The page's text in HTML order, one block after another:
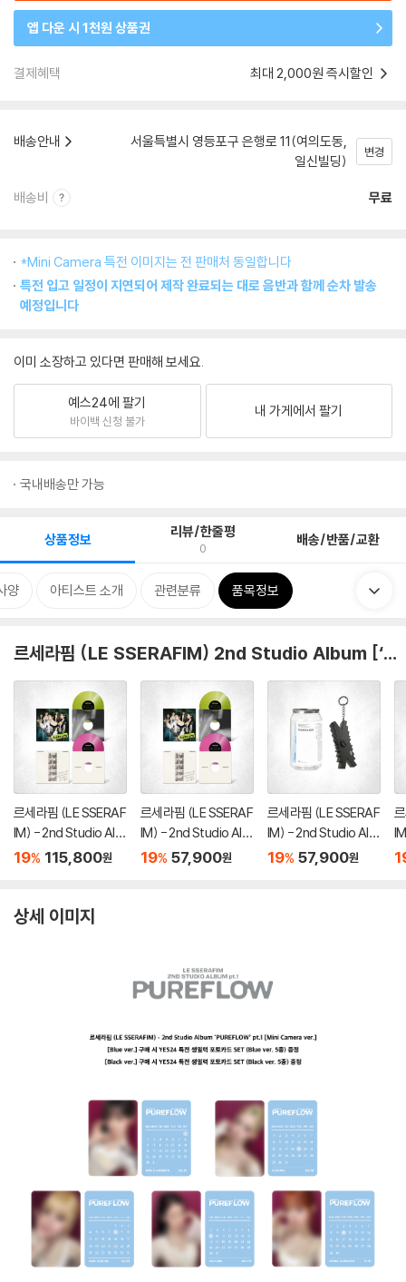
앱 다운 시 1천원 상품권
결제혜택 최대 2,000원 즉시할인
배송안내
서울특별시 영등포구 은행로 11(여의도동,
일신빌딩)
변경
배송비 무료
*Mini Camera 특전 이미지는 전 판매처 동일합니다
특전 입고 일정이 지연되어 제작 완료되는 대로 음반과 함께 순차 발송
예정입니다
이미 소장하고 있다면 판매해 보세요.
예스24에 팔기
바이백 신청 불가
내 가게에서 팔기
국내배송만 가능
상품정보 리뷰/한줄평
0 배송/반품/교환
양 아티스트 소개 관련분류 품목정보
르세라핌 (LE SSERAFIM) 2nd Studio Album [‘PUREFLOW’ pt.1]
르세라핌 (LE SSERAF
IM) - 2nd Studio Alb
um ‘PUREFLOW’ pt.1
19% 115,800원
르세라핌 (LE SSERAF
IM) - 2nd Studio Alb
um ‘PUREFLOW’ pt.1
19% 57,900원
르세라핌 (LE SSERAF
IM) - 2nd Studio Alb
um ‘PUREFLOW’ pt.1
19% 57,900원
상세 이미지